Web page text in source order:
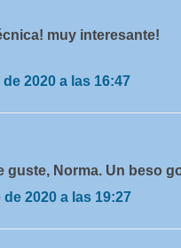
muy interesante!
2020 a las 16:47
guste, Norma. Un beso
2020 a las 19:27